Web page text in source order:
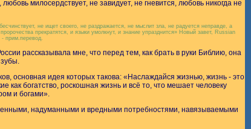
милосердствует, не завидует, не гневится, любовь никогда не
не ищет своего, не раздражается, не мыслит зла, не радуется неправде, а
прекратятся, и языки умолкнут, и знание упразднится» Новый завет, Russian
прим.перевод.
рассказывала мне, что перед тем, как брать в руки Библию, она
основная идея которых такова: «Наслаждайся жизнью, жизнь - это
как богатство, роскошная жизнь и всё то, что мешает человеку
и богами».
надуманными и вредными потребностями, навязываемыми